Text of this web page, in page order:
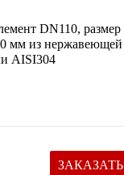
DN110, размер
мм из нержавеющей
AISI304
ЗАКАЗАТЬ